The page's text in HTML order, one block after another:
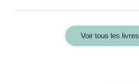
Voir tous les livres